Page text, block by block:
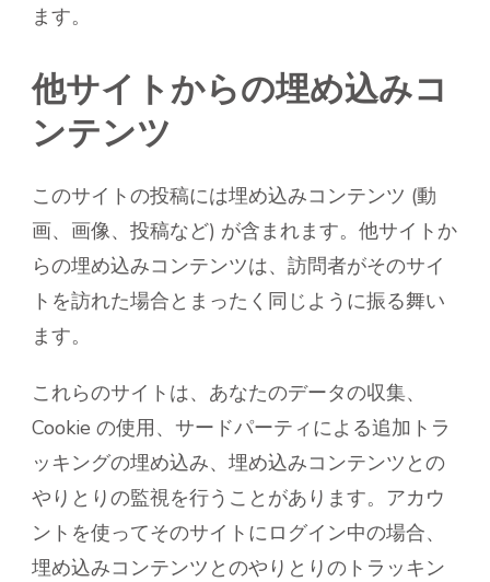
ます。
他サイトからの埋め込みコ
ンテンツ
このサイトの投稿には埋め込みコンテンツ (動
画、画像、投稿など) が含まれます。他サイトか
らの埋め込みコンテンツは、訪問者がそのサイ
トを訪れた場合とまったく同じように振る舞い
ます。
これらのサイトは、あなたのデータの収集、
Cookie の使用、サードパーティによる追加トラ
ッキングの埋め込み、埋め込みコンテンツとの
やりとりの監視を行うことがあります。アカウ
ントを使ってそのサイトにログイン中の場合、
埋め込みコンテンツとのやりとりのトラッキン